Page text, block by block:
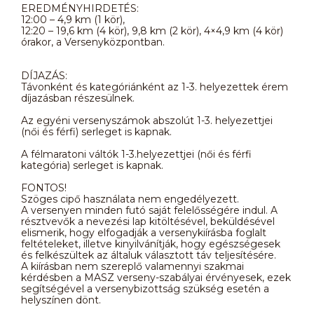
EREDMÉNYHIRDETÉS:
12:00 – 4,9 km (1 kör),
12:20 – 19,6 km (4 kör), 9,8 km (2 kör), 4×4,9 km (4 kör)
órakor, a Versenyközpontban.
DÍJAZÁS:
Távonként és kategóriánként az 1-3. helyezettek érem
díjazásban részesülnek.
Az egyéni versenyszámok abszolút 1-3. helyezettjei
(női és férfi) serleget is kapnak.
A félmaratoni váltók 1-3.helyezettjei (női és férfi
kategória) serleget is kapnak.
FONTOS!
Szöges cipő használata nem engedélyezett.
A versenyen minden futó saját felelősségére indul. A
résztvevők a nevezési lap kitöltésével, beküldésével
elismerik, hogy elfogadják a versenykiírásba foglalt
feltételeket, illetve kinyilvánítják, hogy egészségesek
és felkészültek az általuk választott táv teljesítésére.
A kiírásban nem szereplő valamennyi szakmai
kérdésben a MASZ verseny-szabályai érvényesek, ezek
segítségével a versenybizottság szükség esetén a
helyszínen dönt.